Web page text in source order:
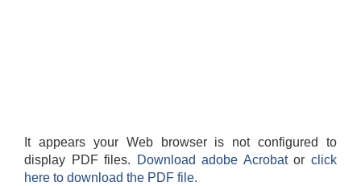
It appears your Web browser is not configured to
display PDF files.
Download adobe Acrobatorclick
here to download the PDF file.